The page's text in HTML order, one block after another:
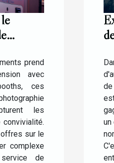
prend
avec
ces
les
sur le
complexe
de
un